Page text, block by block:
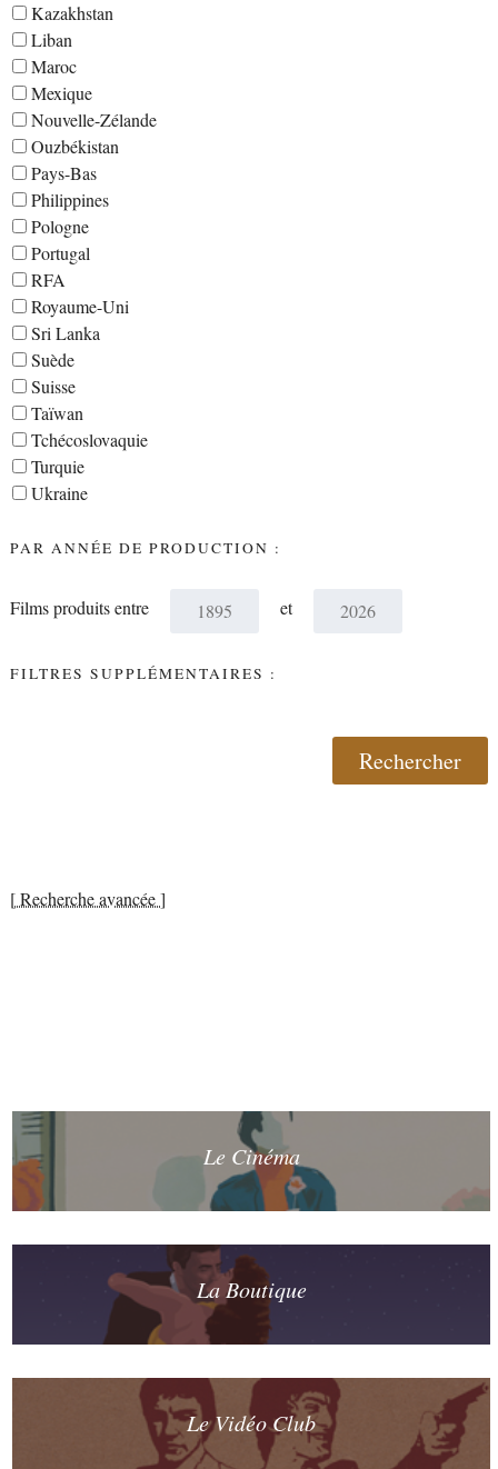
Kazakhstan
Liban
Maroc
Mexique
Nouvelle-Zélande
Ouzbékistan
Pays-Bas
Philippines
Pologne
Portugal
RFA
Royaume-Uni
Sri Lanka
Suède
Suisse
Taïwan
Tchécoslovaquie
Turquie
Ukraine
PAR ANNÉE DE PRODUCTION :
Films produits entre et
FILTRES SUPPLÉMENTAIRES :
[ Recherche avancée ]
Le Cinéma
La Boutique
Le Vidéo Club